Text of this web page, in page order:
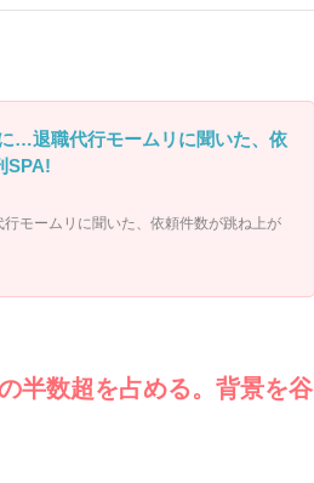
…退職代行モームリに聞いた、依
SPA!
モームリに聞いた、依頼件数が跳ね上が
半数超を占める。背景を谷